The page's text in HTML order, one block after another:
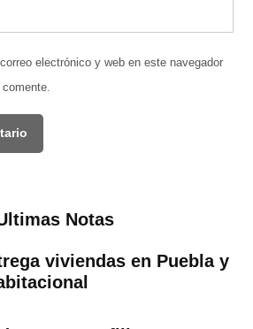
electrónico y web en este navegador
Notas
viviendas en Puebla y